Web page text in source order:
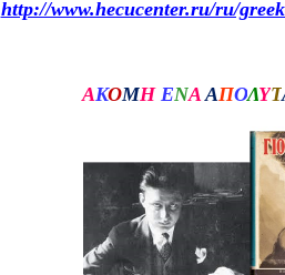
http://www.hecucenter.ru/ru/
ΑΚΟΜΗ ΕΝΑΑΠΟΛΥΤ